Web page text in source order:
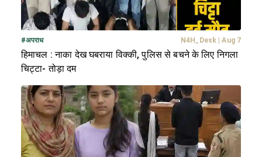
#अपराध N4H_Desk | Aug 7
हिमाचल : नाका देख घबराया विक्की, पुलिस से बचने के लिए निगला
चिट्टा- तोड़ा दम